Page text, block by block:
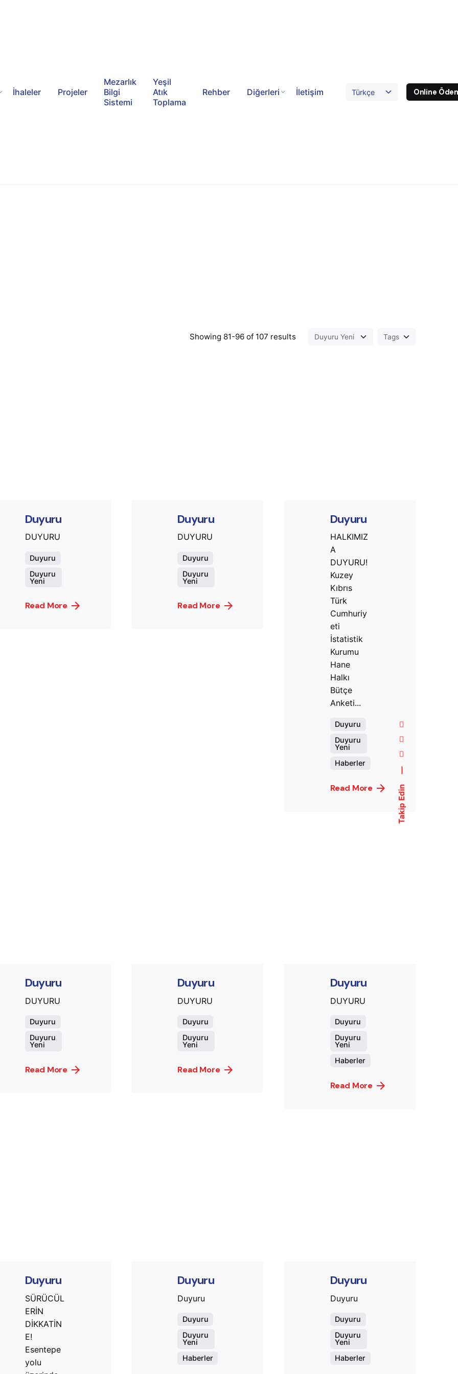
Takip Edin
İhaleler Projeler
Mezarlık
Bilgi
Sistemi
Yeşil
Atık
Toplama
Rehber Diğerleri İletişim Online
Showing 81-96 of 107 results
Duyuru
DUYURU
Duyuru
Duyuru
Yeni
Read More
Duyuru
DUYURU
Duyuru
Duyuru
Yeni
Read More
Duyuru
HALKIMIZ
A
DUYURU!
Kuzey
Kıbrıs
Türk
Cumhuriy
eti
İstatistik
Kurumu
Hane
Halkı
Bütçe
Anketi...
Duyuru
Duyuru
Yeni
Haberler
Read More
Duyuru
DUYURU
Duyuru
Duyuru
Yeni
Read More
Duyuru
DUYURU
Duyuru
Duyuru
Yeni
Read More
Duyuru
DUYURU
Duyuru
Duyuru
Yeni
Haberler
Read More
Duyuru
SÜRÜCÜL
ERİN
DİKKATİN
E!
Esentepe
yolu
Duyuru
Duyuru
Duyuru
Duyuru
Yeni
Haberler
Duyuru
Duyuru
Duyuru
Duyuru
Yeni
Haberler